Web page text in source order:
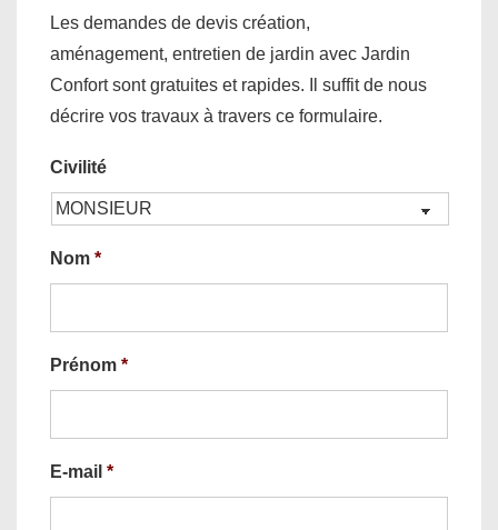
Les demandes de devis création,
aménagement, entretien de jardin avec Jardin
Confort sont gratuites et rapides. Il suffit de nous
décrire vos travaux à travers ce formulaire.
Civilité
Nom *
Prénom *
E-mail *